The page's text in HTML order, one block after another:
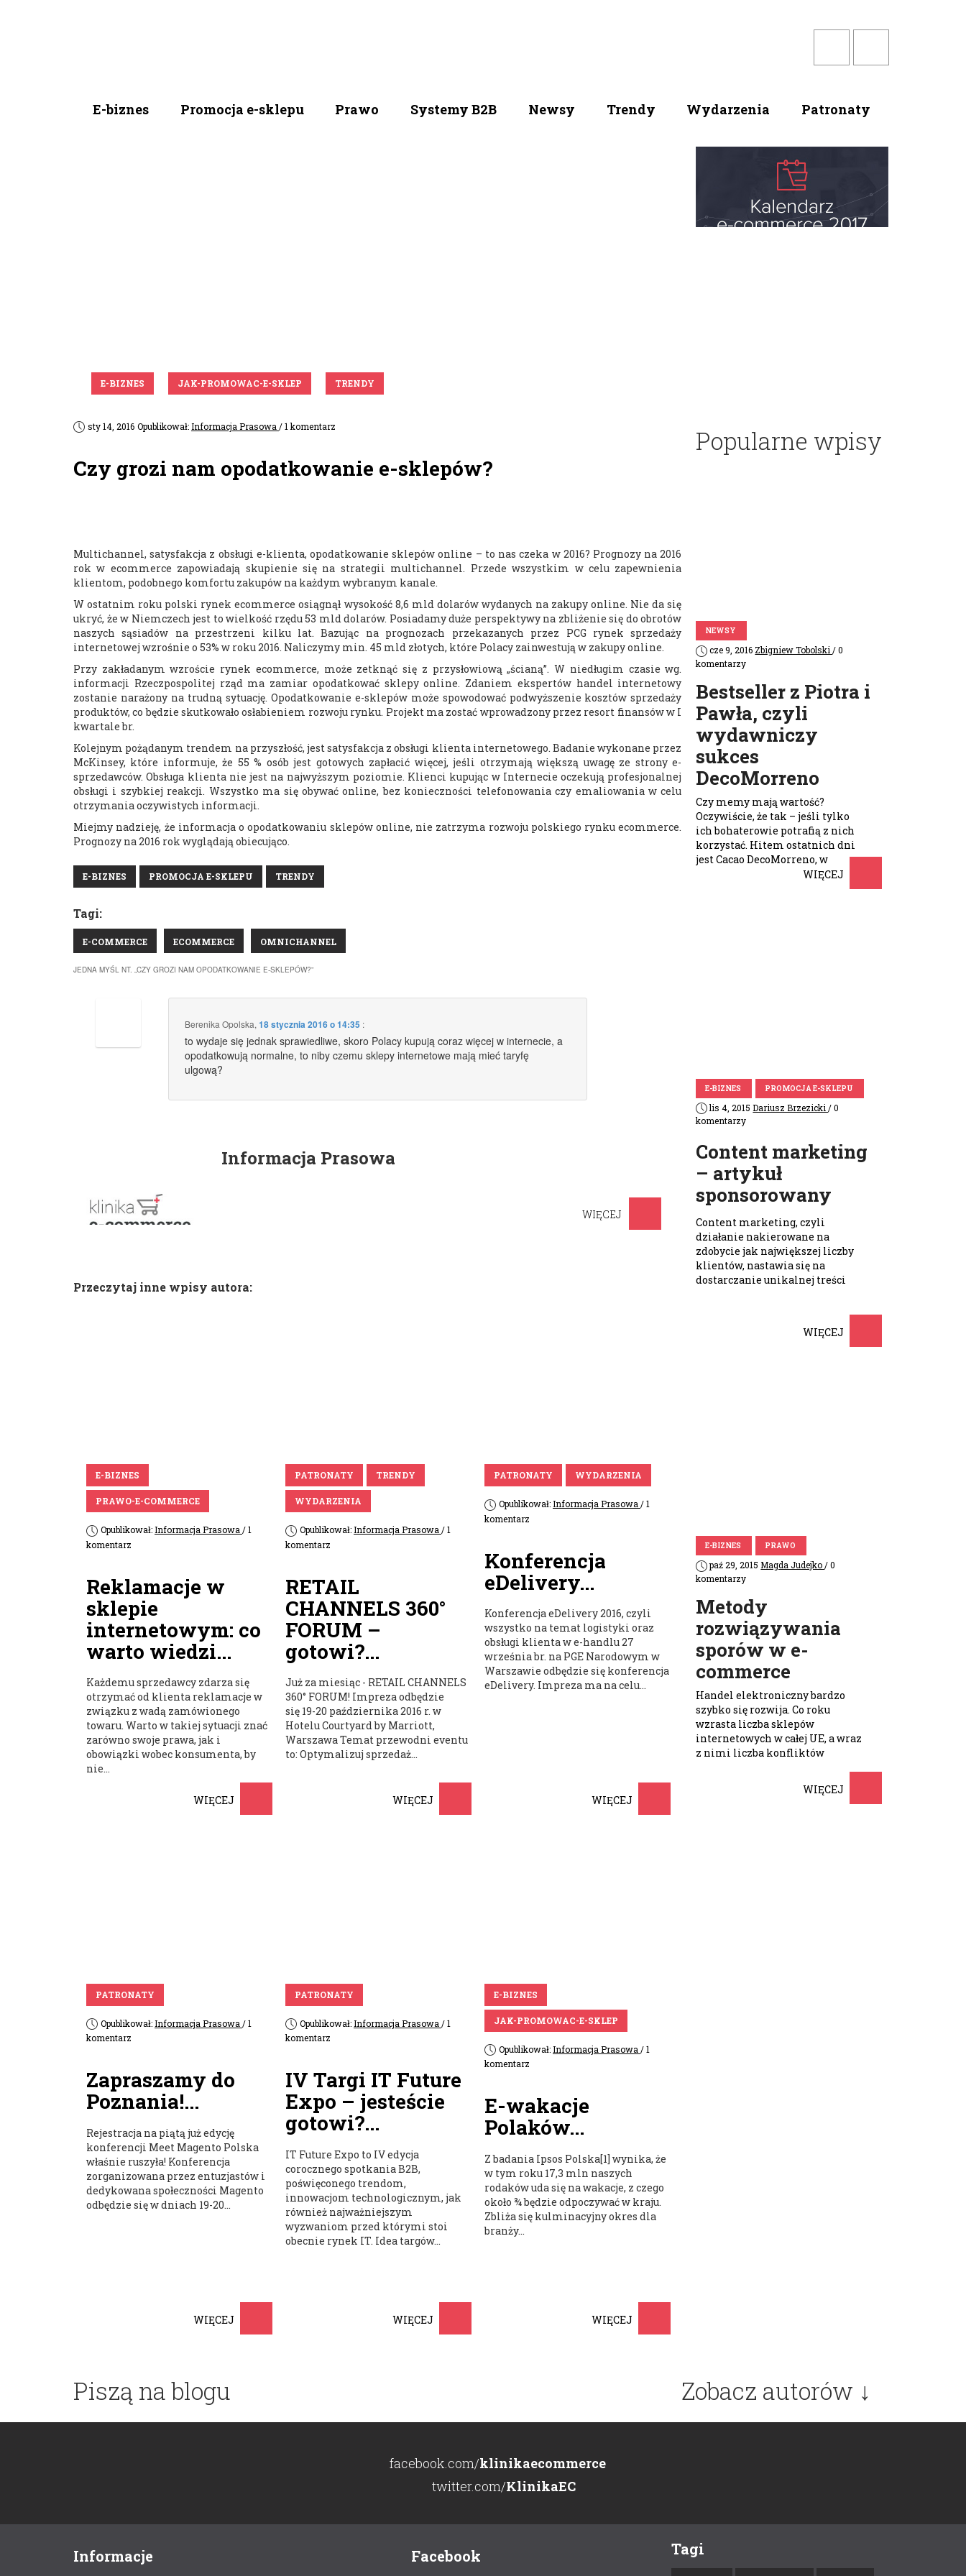
E-biznes Promocja e-sklepu Prawo Systemy B2B Newsy Trendy Wydarzenia Patronaty
E-BIZNES JAK-PROMOWAC-E-SKLEP TRENDY
sty 14, 2016 Opublikował:Informacja Prasowa / 1 komentarz
Czy grozi nam opodatkowanie e-sklepów?
Multichannel, satysfakcja z obsługi e-klienta, opodatkowanie sklepów online – to nas czeka w 2016? Prognozy na 2016
rok w ecommerce zapowiadają skupienie się na strategii multichannel. Przede wszystkim w celu zapewnienia
klientom, podobnego komfortu zakupów na każdym wybranym kanale.
W ostatnim roku polski rynek ecommerce osiągnął wysokość 8,6 mld dolarów wydanych na zakupy online. Nie da się
ukryć, że w Niemczech jest to wielkość rzędu 53 mld dolarów. Posiadamy duże perspektywy na zbliżenie się do obrotów
naszych sąsiadów na przestrzeni kilku lat. Bazując na prognozach przekazanych przez PCG rynek sprzedaży
internetowej wzrośnie o 53% w roku 2016. Naliczymy min. 45 mld złotych, które Polacy zainwestują w zakupy online.
Przy zakładanym wzroście rynek ecommerce, może zetknąć się z przysłowiową „ścianą”. W niedługim czasie wg.
informacji Rzeczpospolitej rząd ma zamiar opodatkować sklepy online. Zdaniem ekspertów handel internetowy
zostanie narażony na trudną sytuację. Opodatkowanie e-sklepów może spowodować podwyższenie kosztów sprzedaży
produktów, co będzie skutkowało osłabieniem rozwoju rynku. Projekt ma zostać wprowadzony przez resort finansów w I
kwartale br.
Kolejnym pożądanym trendem na przyszłość, jest satysfakcja z obsługi klienta internetowego. Badanie wykonane przez
McKinsey, które informuje, że 55 % osób jest gotowych zapłacić więcej, jeśli otrzymają większą uwagę ze strony e-
sprzedawców. Obsługa klienta nie jest na najwyższym poziomie. Klienci kupując w Internecie oczekują profesjonalnej
obsługi i szybkiej reakcji. Wszystko ma się obywać online, bez konieczności telefonowania czy emaliowania w celu
otrzymania oczywistych informacji.
Miejmy nadzieję, że informacja o opodatkowaniu sklepów online, nie zatrzyma rozwoju polskiego rynku ecommerce.
Prognozy na 2016 rok wyglądają obiecująco.
E-BIZNES PROMOCJA E-SKLEPU TRENDY
Tagi:
E-COMMERCE ECOMMERCE OMNICHANNEL
JEDNA MYŚL NT. „CZY GROZI NAM OPODATKOWANIE E-SKLEPÓW?”
Berenika Opolska,18 stycznia 2016 o 14:35 :
to wydaje się jednak sprawiedliwe, skoro Polacy kupują coraz więcej w internecie, a
opodatkowują normalne, to niby czemu sklepy internetowe mają mieć taryfę
ulgową?
Informacja Prasowa
WIĘCEJ
Przeczytaj inne wpisy autora:
E-BIZNES
PRAWO-E-COMMERCE
Opublikował:Informacja Prasowa/ 1
komentarz
Reklamacje w
sklepie
internetowym: co
warto wiedzi...
Każdemu sprzedawcy zdarza się
otrzymać od klienta reklamacje w
związku z wadą zamówionego
towaru. Warto w takiej sytuacji znać
zarówno swoje prawa, jak i
obowiązki wobec konsumenta, by
nie...
WIĘCEJ
PATRONATY TRENDY
WYDARZENIA
Opublikował:Informacja Prasowa/ 1
komentarz
RETAIL
CHANNELS 360°
FORUM –
gotowi?...
Już za miesiąc - RETAIL CHANNELS
360° FORUM! Impreza odbędzie
się 19-20 października 2016 r. w
Hotelu Courtyard by Marriott,
Warszawa Temat przewodni eventu
to: Optymalizuj sprzedaż...
WIĘCEJ
PATRONATY WYDARZENIA
Opublikował:Informacja Prasowa/ 1
komentarz
Konferencja
eDelivery...
Konferencja eDelivery 2016, czyli
wszystko na temat logistyki oraz
obsługi klienta w e-handlu 27
września br. na PGE Narodowym w
Warszawie odbędzie się konferencja
eDelivery. Impreza ma na celu...
WIĘCEJ
PATRONATY
Opublikował:Informacja Prasowa / 1
komentarz
Zapraszamy do
Poznania!...
Rejestracja na piątą już edycję
konferencji Meet Magento Polska
właśnie ruszyła! Konferencja
zorganizowana przez entuzjastów i
dedykowana społeczności Magento
odbędzie się w dniach 19-20...
WIĘCEJ
PATRONATY
Opublikował:Informacja Prasowa / 1
komentarz
IV Targi IT Future
Expo – jesteście
gotowi?...
IT Future Expo to IV edycja
corocznego spotkania B2B,
poświęconego trendom,
innowacjom technologicznym, jak
również najważniejszym
wyzwaniom przed którymi stoi
obecnie rynek IT. Idea targów...
WIĘCEJ
E-BIZNES
JAK-PROMOWAC-E-SKLEP
Opublikował:Informacja Prasowa / 1
komentarz
E-wakacje
Polaków...
Z badania Ipsos Polska[1] wynika, że
w tym roku 17,3 mln naszych
rodaków uda się na wakacje, z czego
około ¾ będzie odpoczywać w kraju.
Zbliża się kulminacyjny okres dla
branży...
WIĘCEJ
Popularne wpisy
NEWSY
cze 9, 2016 Zbigniew Tobolski/ 0
komentarzy
Bestseller z Piotra i
Pawła, czyli
wydawniczy
sukces
DecoMorreno
Czy memy mają wartość?
Oczywiście, że tak – jeśli tylko
ich bohaterowie potrafią z nich
korzystać. Hitem ostatnich dni
jest Cacao DecoMorreno, w
którego opakowaniu …WIĘCEJ
E-BIZNES PROMOCJA E-SKLEPU
lis 4, 2015 Dariusz Brzezicki/ 0
komentarzy
Content marketing
– artykuł
sponsorowany
Content marketing, czyli
działanie nakierowane na
zdobycie jak największej liczby
klientów, nastawia się na
dostarczanie unikalnej treści
WIĘCEJ
E-BIZNES PRAWO
paź 29, 2015 Magda Judejko/ 0
komentarzy
Metody
rozwiązywania
sporów w e-
commerce
Handel elektroniczny bardzo
szybko się rozwija. Co roku
wzrasta liczba sklepów
internetowych w całej UE, a wraz
z nimi liczba konfliktów
WIĘCEJ
Piszą na blogu Zobacz autorów ↓
facebook.com/klinikaecommerce
twitter.com/KlinikaEC
Informacje Facebook Tagi